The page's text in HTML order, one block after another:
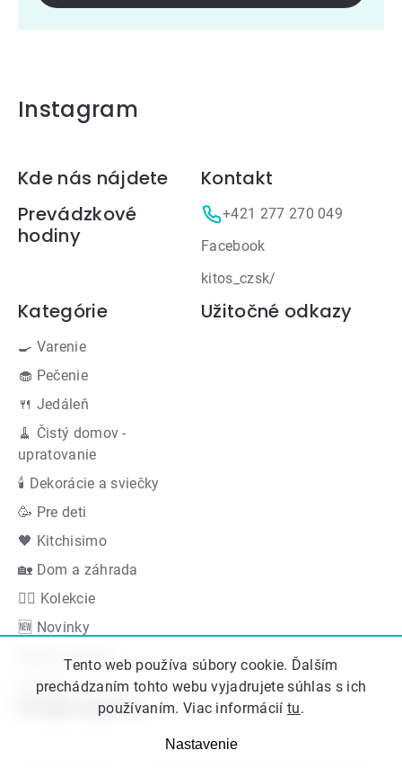
Tento web používa súbory cookie. Ďalším
prechádzaním tohto webu vyjadrujete súhlas s ich
používaním. Viac informácií tu.
Nastavenie
Instagram
Zápätie
Kde nás nájdete
Prevádzkové
hodiny
Kontakt
+421 277 270 049
Facebook
kitos_czsk/
Kategórie
🍳 Varenie
🧁 Pečenie
🍴 Jedáleň
🧹 Čistý domov -
upratovanie
🕯 Dekorácie a sviečky
🥳 Pre deti
🖤 Kitchisimo
🏡 Dom a záhrada
👍🏻 Kolekcie
🆕 Novinky
Akčná ponuka
Značky
Užitočné odkazy
Podporujeme